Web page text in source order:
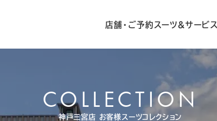
店舗・ご予約 スーツ&サービス
COLLECTION
神戸三宮店 お客様スーツコレクション